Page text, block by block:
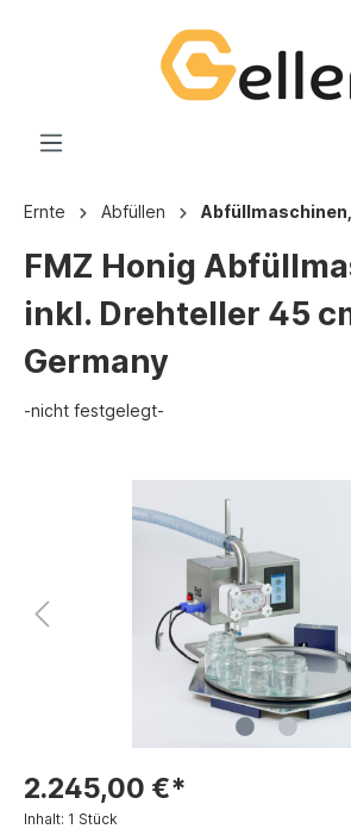
Ernte Abfüllen
FMZ Honig
inkl. Drehteller 45
Germany
-nicht festgelegt-
2.245,00 €*
Inhalt: 1 Stück